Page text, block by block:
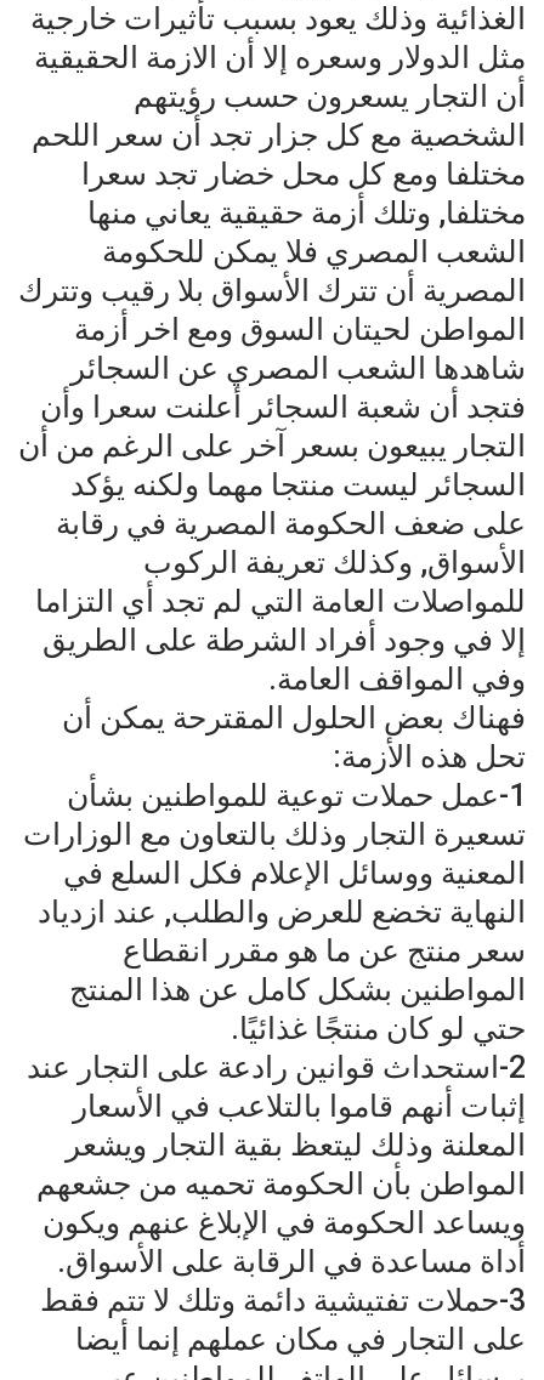
الغذائية وذلك يعود بسبب تأثيرات خارجية
مثل الدولار وسعره إلا أن الازمة الحقيقية
أن التجار يسعرون حسب رؤيتهم
الشخصية مع كل جزار تجد أن سعر اللحم
مختلفا ومع كل محل خضار تجد سعرا
مختلفا, وتلك أزمة حقيقية يعاني منها
الشعب المصري فلا يمكن للحكومة
المصرية أن تترك الأسواق بلا رقيب وتترك
المواطن لحيتان السوق ومع اخر أزمة
شاهدها الشعب المصري عن السجائر
فتجد أن شعبة السجائر أعلنت سعرا وأن
التجار يبيعون بسعر آخر على الرغم من أن
السجائر ليست منتجا مهما ولكنه يؤكد
على ضعف الحكومة المصرية في رقابة
الأسواق, وكذلك تعريفة الركوب
للمواصلات العامة التي لم تجد أي التزاما
إلا في وجود أفراد الشرطة على الطريق
وفي المواقف العامة.
فهناك بعض الحلول المقترحة يمكن أن
تحل هذه الأزمة:
1-عمل حملات توعية للمواطنين بشأن
تسعيرة التجار وذلك بالتعاون مع الوزارات
المعنية ووسائل الإعلام فكل السلع في
النهاية تخضع للعرض والطلب, عند ازدياد
سعر منتج عن ما هو مقرر انقطاع
المواطنين بشكل كامل عن هذا المنتج
حتي لو كان منتجًا غذائيًا.
2-استحداث قوانين رادعة على التجار عند
إثبات أنهم قاموا بالتلاعب في الأسعار
المعلنة وذلك ليتعظ بقية التجار ويشعر
المواطن بأن الحكومة تحميه من جشعهم
ويساعد الحكومة في الإبلاغ عنهم ويكون
أداة مساعدة في الرقابة على الأسواق.
3-حملات تفتيشية دائمة وتلك لا تتم فقط
على التجار في مكان عملهم إنما أيضا